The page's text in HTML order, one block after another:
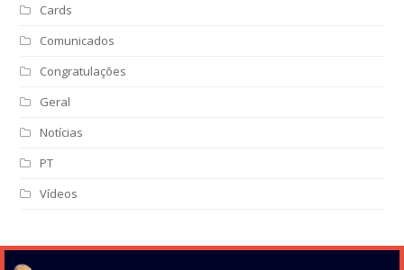
Cards
Comunicados
Congratulações
Geral
Notícias
PT
Vídeos